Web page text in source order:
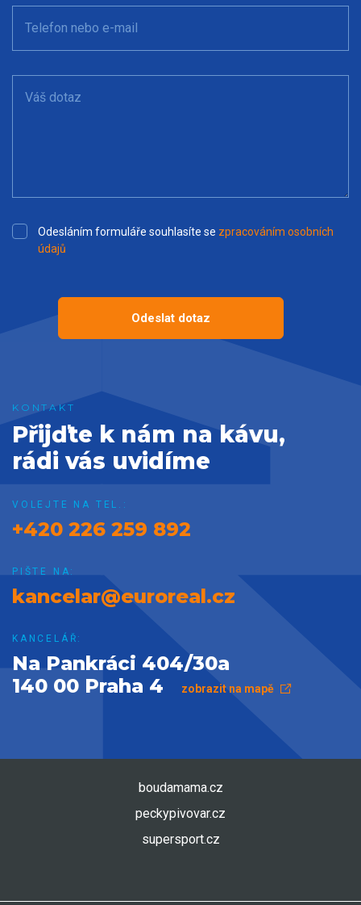
Telefon nebo e-mail
Váš dotaz
Odesláním formuláře souhlasíte se zpracováním osobních
údajů
Odeslat dotaz
Přijďte k nám na kávu,
rádi vás uvidíme
VOLEJTE NA TEL.:
+420 226 259 892
PIŠTE NA:
kancelar@euroreal.cz
KANCELÁŘ:
Na Pankráci 404/30a
140 00 Praha 4
zobrazit na mapě
boudamama.cz
peckypivovar.cz
supersport.cz